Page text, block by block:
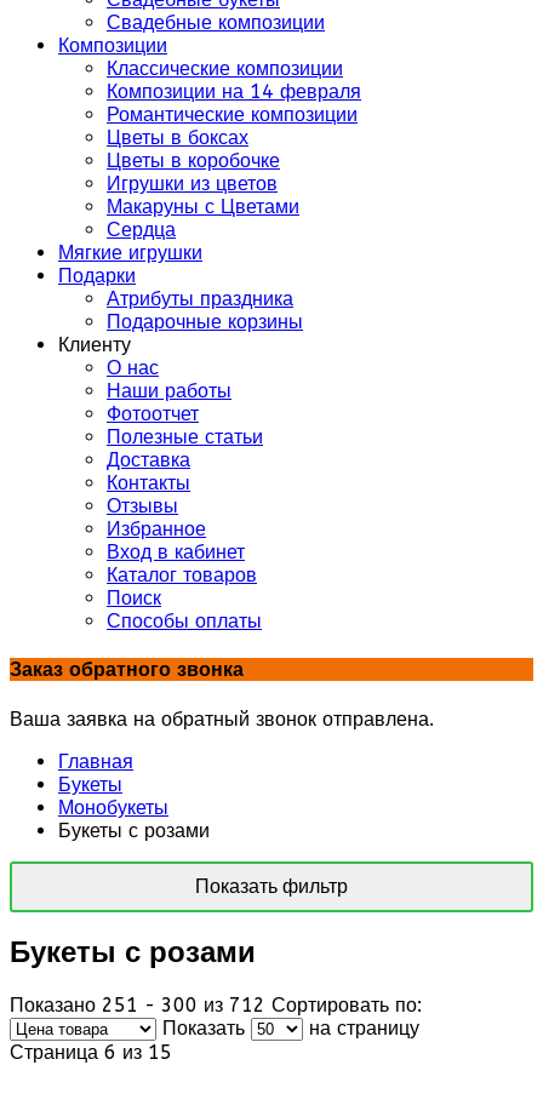
Свадебные композиции
Композиции
Классические композиции
Композиции на 14 февраля
Романтические композиции
Цветы в боксах
Цветы в коробочке
Игрушки из цветов
Макаруны с Цветами
Сердца
Мягкие игрушки
Подарки
Атрибуты праздника
Подарочные корзины
Клиенту
О нас
Наши работы
Фотоотчет
Полезные статьи
Доставка
Контакты
Отзывы
Избранное
Вход в кабинет
Каталог товаров
Поиск
Способы оплаты
Заказ обратного звонка
Ваша заявка на обратный звонок отправлена.
Главная
Букеты
Монобукеты
Букеты с розами
Показать фильтр
Букеты с розами
Показано 251 - 300 из 712 Сортировать по:
Показать
на страницу
Страница 6 из 15